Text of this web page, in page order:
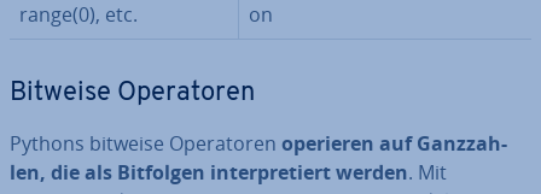
range(0), etc.
on
Bitweise Ope­ra­to­ren
Pythons bitweise Ope­ra­to­ren operieren auf Ganz­zah­
len, die als Bitfolgen in­ter­pre­tiert werden. Mit